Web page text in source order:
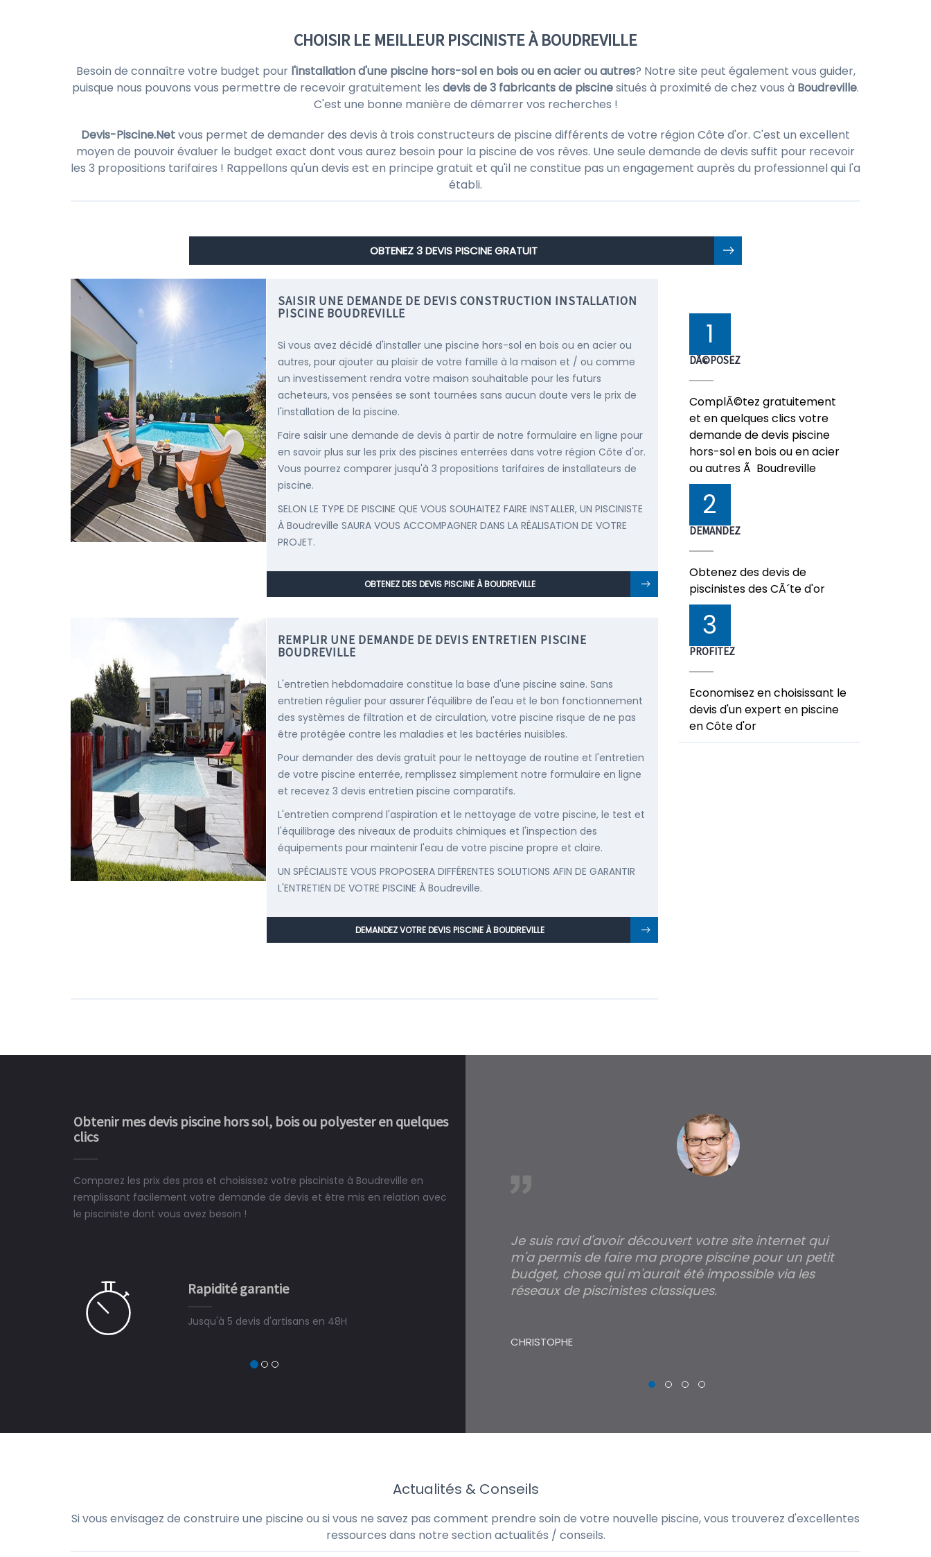
CHOISIR LE MEILLEUR PISCINISTE À BOUDREVILLE
Besoin de connaître votre budget pour l'installation d'une piscine hors-sol en bois ou en acier ou autres? Notre site peut également vous guider,
puisque nous pouvons vous permettre de recevoir gratuitement les devis de 3 fabricants de piscinesitués à proximité de chez vous à Boudreville.
C'est une bonne manière de démarrer vos recherches !
Devis-Piscine.Netvous permet de demander des devis à trois constructeurs de piscine différents de votre région Côte d'or. C'est un excellent
moyen de pouvoir évaluer le budget exact dont vous aurez besoin pour la piscine de vos rêves. Une seule demande de devis suffit pour recevoir
les 3 propositions tarifaires ! Rappellons qu'un devis est en principe gratuit et qu'il ne constitue pas un engagement auprès du professionnel qui l'a
établi.
OBTENEZ 3 DEVIS PISCINE GRATUIT
SAISIR UNE DEMANDE DE DEVIS CONSTRUCTION INSTALLATION
PISCINE BOUDREVILLE
Si vous avez décidé d'installer une piscine hors-sol en bois ou en acier ou
autres, pour ajouter au plaisir de votre famille à la maison et / ou comme
un investissement rendra votre maison souhaitable pour les futurs
acheteurs, vos pensées se sont tournées sans aucun doute vers le prix de
l'installation de la piscine.
Faire saisir une demande de devis à partir de notre formulaire en ligne pour
en savoir plus sur les prix des piscines enterrées dans votre région Côte d'or.
Vous pourrez comparer jusqu'à 3 propositions tarifaires de installateurs de
piscine.
SELON LE TYPE DE PISCINE QUE VOUS SOUHAITEZ FAIRE INSTALLER, UN PISCINISTE
À Boudreville SAURA VOUS ACCOMPAGNER DANS LA RÉALISATION DE VOTRE
PROJET.
OBTENEZ DES DEVIS PISCINE À BOUDREVILLE
REMPLIR UNE DEMANDE DE DEVIS ENTRETIEN PISCINE
BOUDREVILLE
L'entretien hebdomadaire constitue la base d'une piscine saine. Sans
entretien régulier pour assurer l'équilibre de l'eau et le bon fonctionnement
des systèmes de filtration et de circulation, votre piscine risque de ne pas
être protégée contre les maladies et les bactéries nuisibles.
Pour demander des devis gratuit pour le nettoyage de routine et l'entretien
de votre piscine enterrée, remplissez simplement notre formulaire en ligne
et recevez 3 devis entretien piscine comparatifs.
L'entretien comprend l'aspiration et le nettoyage de votre piscine, le test et
l'équilibrage des niveaux de produits chimiques et l'inspection des
équipements pour maintenir l'eau de votre piscine propre et claire.
UN SPÉCIALISTE VOUS PROPOSERA DIFFÉRENTES SOLUTIONS AFIN DE GARANTIR
L'ENTRETIEN DE VOTRE PISCINE À Boudreville.
DEMANDEZ VOTRE DEVIS PISCINE À BOUDREVILLE
1
DÃ©POSEZ
ComplÃ©tez gratuitement
et en quelques clics votre
demande de devis piscine
hors-sol en bois ou en acier
ou autres Ã Boudreville
2
DEMANDEZ
Obtenez des devis de
piscinistes des CÃ´te d'or
3
PROFITEZ
Economisez en choisissant le
devis d'un expert en piscine
en Côte d'or
Obtenir mes devis piscine hors sol, bois ou polyester en quelques
clics
Comparez les prix des pros et choisissez votre pisciniste à Boudreville en
remplissant facilement votre demande de devis et être mis en relation avec
le pisciniste dont vous avez besoin !
Rapidité garantie
Jusqu'à 5 devis d'artisans en 48H
ne peut plus s'en passer.
Le rêve devient enfin réalité, une piscine est bien
construit chez moi.
Je suis ravi d'avoir découvert votre site internet qui
m'a permis de faire ma propre piscine pour un petit
budget, chose qui m'aurait été impossible via les
réseaux de piscinistes classiques.
CHRISTOPHE
Actualités & Conseils
Si vous envisagez de construire une piscine ou si vous ne savez pas comment prendre soin de votre nouvelle piscine, vous trouverez d'excellentes
ressources dans notre section actualités / conseils.